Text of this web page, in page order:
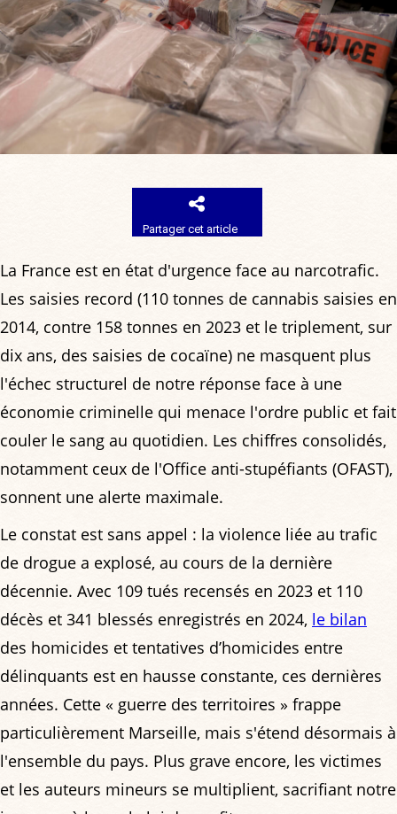
Partager cet article
La France est en état d'urgence face au narcotrafic.
Les saisies record (110 tonnes de cannabis saisies en
2014, contre 158 tonnes en 2023 et le triplement, sur
dix ans, des saisies de cocaïne) ne masquent plus
l'échec structurel de notre réponse face à une
économie criminelle qui menace l'ordre public et fait
couler le sang au quotidien. Les chiffres consolidés,
notamment ceux de l'Office anti-stupéfiants (OFAST),
sonnent une alerte maximale.
Le constat est sans appel : la violence liée au trafic
de drogue a explosé, au cours de la dernière
décennie. Avec 109 tués recensés en 2023 et 110
décès et 341 blessés enregistrés en 2024, le bilan
des homicides et tentatives d’homicides entre
délinquants est en hausse constante, ces dernières
années. Cette « guerre des territoires » frappe
particulièrement Marseille, mais s'étend désormais à
l'ensemble du pays. Plus grave encore, les victimes
et les auteurs mineurs se multiplient, sacrifiant notre